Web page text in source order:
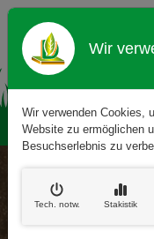
(02 28) 26 42
Schreiben
Wir
Wir verwenden Cookies,
Website zu ermöglichen
Besuchserlebnis zu
Tech. notw. Stakistik